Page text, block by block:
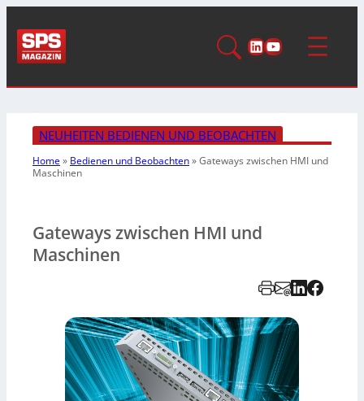
LinkedIn
YouTube
NEUHEITEN BEDIENEN UND BEOBACHTEN
Home» Bedienen und Beobachten»Gateways zwischen HMI und
Maschinen
Gateways zwischen HMI und
Maschinen